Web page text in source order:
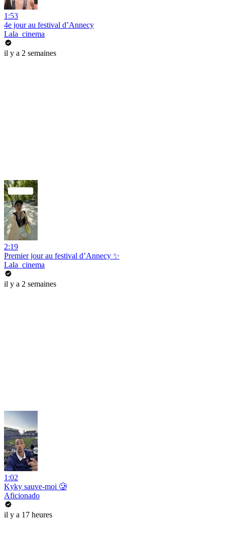
1:53
4e jour au festival d’Annecy
Lala_cinema
il y a 2 semaines
2:19
Premier jour au festival d’Annecy ✨
Lala_cinema
il y a 2 semaines
1:02
Kyky sauve-moi 🥲
Aficionado
il y a 17 heures